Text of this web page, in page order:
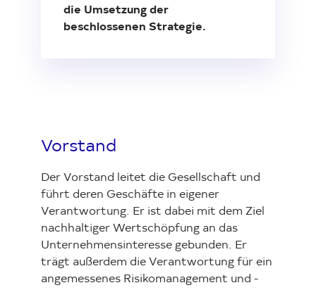
die Umsetzung der
beschlossenen Strategie.
Vorstand
Der Vorstand leitet die Gesellschaft und
führt deren Geschäfte in eigener
Verantwortung. Er ist dabei mit dem Ziel
nachhaltiger Wertschöpfung an das
Unternehmensinteresse gebunden. Er
trägt außerdem die Verantwortung für ein
angemessenes Risikomanagement und -